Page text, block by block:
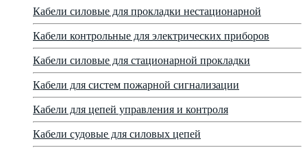
Кабели силовые для прокладки нестационарной
Кабели контрольные для электрических приборов
Кабели силовые для стационарной прокладки
Кабели для систем пожарной сигнализации
Кабели для цепей управления и контроля
Кабели судовые для силовых цепей